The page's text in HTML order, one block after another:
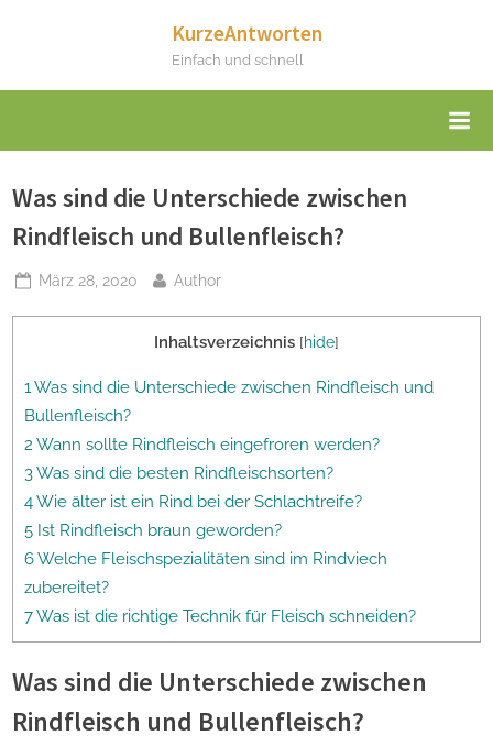
KurzeAntworten
Einfach und schnell
Was sind die Unterschiede zwischen
Rindfleisch und Bullenfleisch?
Posted
März 28, 2020 By
Author
Inhaltsverzeichnis [hide]
1 Was sind die Unterschiede zwischen Rindfleisch und
Bullenfleisch?
2 Wann sollte Rindfleisch eingefroren werden?
3 Was sind die besten Rindfleischsorten?
4 Wie älter ist ein Rind bei der Schlachtreife?
5 Ist Rindfleisch braun geworden?
6 Welche Fleischspezialitäten sind im Rindviech
zubereitet?
7 Was ist die richtige Technik für Fleisch schneiden?
Was sind die Unterschiede zwischen
Rindfleisch und Bullenfleisch?